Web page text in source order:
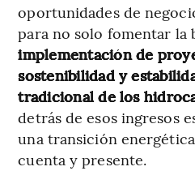
oportunidades de
para no solo fomentar la
implementación de
sostenibilidad y
tradicional de los
detrás de esos ingresos
una transición
cuenta y presente.